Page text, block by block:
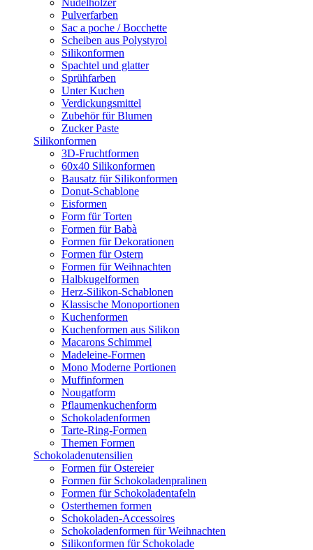
Nudelhölzer
Pulverfarben
Sac a poche / Bocchette
Scheiben aus Polystyrol
Silikonformen
Spachtel und glatter
Sprühfarben
Unter Kuchen
Verdickungsmittel
Zubehör für Blumen
Zucker Paste
Silikonformen
3D-Fruchtformen
60x40 Silikonformen
Bausatz für Silikonformen
Donut-Schablone
Eisformen
Form für Torten
Formen für Babà
Formen für Dekorationen
Formen für Ostern
Formen für Weihnachten
Halbkugelformen
Herz-Silikon-Schablonen
Klassische Monoportionen
Kuchenformen
Kuchenformen aus Silikon
Macarons Schimmel
Madeleine-Formen
Mono Moderne Portionen
Muffinformen
Nougatform
Pflaumenkuchenform
Schokoladenformen
Tarte-Ring-Formen
Themen Formen
Schokoladenutensilien
Formen für Ostereier
Formen für Schokoladenpralinen
Formen für Schokoladentafeln
Osterthemen formen
Schokoladen-Accessoires
Schokoladenformen für Weihnachten
Silikonformen für Schokolade